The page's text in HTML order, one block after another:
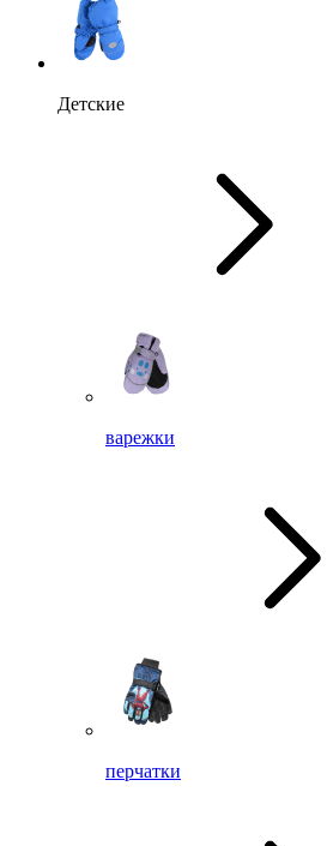
Детские
варежки
перчатки